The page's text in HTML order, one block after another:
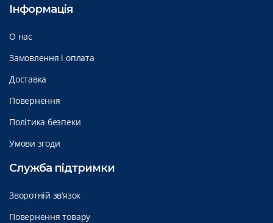
Інформація
О нас
Замовлення і оплата
Доставка
Повернення
Політика безпеки
Умови згоди
Служба підтримки
Зворотній зв’язок
Повернення товару